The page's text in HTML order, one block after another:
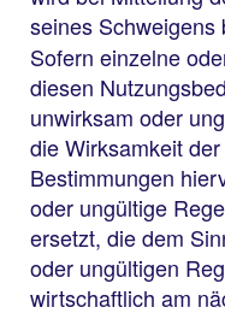
seines Schweigens
Sofern einzelne
diesen
unwirksam oder
die Wirksamkeit
Bestimmungen
oder ungültige
ersetzt, die dem
oder ungültigen
wirtschaftlich am